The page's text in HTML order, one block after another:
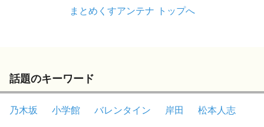
まとめくすアンテナ トップへ
話題のキーワード
乃木坂 小学館 バレンタイン 岸田
松本人志